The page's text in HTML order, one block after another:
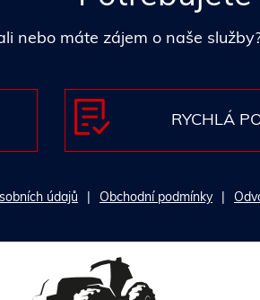
nebo máte zájem o naše
RYCHLÁ
údajů Obchodní podmínky